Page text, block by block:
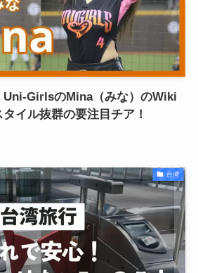
Uni-GirlsのMina（みな）のWiki
イル抜群の要注目チア！
台湾